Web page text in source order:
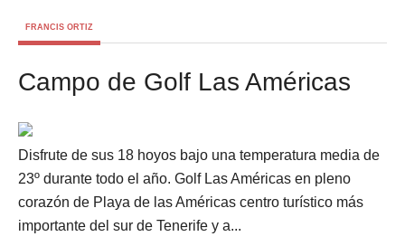
FRANCIS ORTIZ
Campo de Golf Las Américas
Disfrute de sus 18 hoyos bajo una temperatura media de
23º durante todo el año. Golf Las Américas en pleno
corazón de Playa de las Américas centro turístico más
importante del sur de Tenerife y a...